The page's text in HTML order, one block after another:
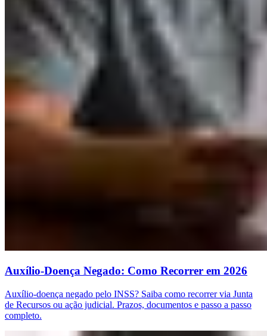
Auxílio-Doença Negado: Como Recorrer em 2026
Auxílio-doença negado pelo INSS? Saiba como recorrer via Junta
de Recursos ou ação judicial. Prazos, documentos e passo a passo
completo.